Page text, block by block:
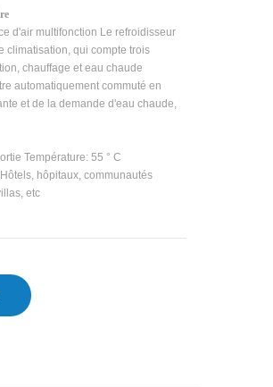
d'air multifonction Le refroidisseur
climatisation, qui compte trois
chauffage et eau chaude
automatiquement commuté en
et de la demande d'eau chaude,
Température: 55 ° C
hôpitaux, communautés
etc